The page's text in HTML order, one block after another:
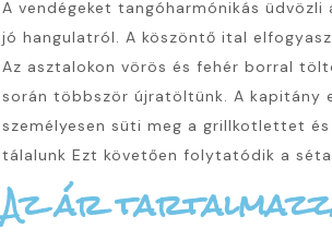
A vendégeket tangóharmónikás
jó hangulatról. A köszöntő ital
Az asztalokon vörös és fehér borral
során többször újratöltünk. A kapitány
személyesen süti meg a grillkotlettet
tálalunk Ezt követően folytatódik a
Az ár